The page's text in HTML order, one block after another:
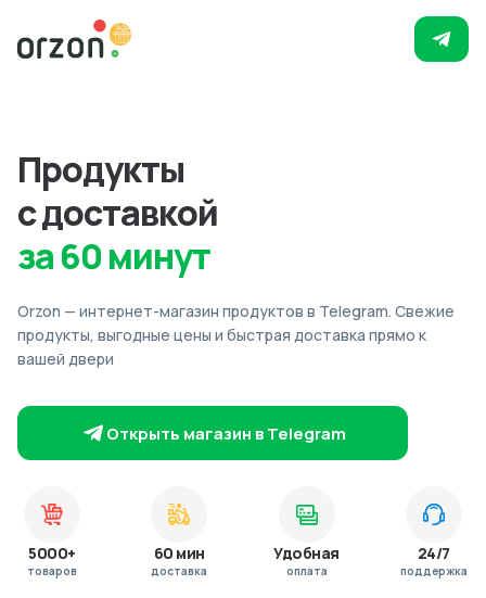
Продукты
с доставкой
за 60 минут
Orzon — интернет-магазин продуктов в Telegram. Свежие
продукты, выгодные цены и быстрая доставка прямо к
вашей двери
Открыть магазин в Telegram
5000+
товаров
60 мин
доставка
Удобная
оплата
24/7
поддержка